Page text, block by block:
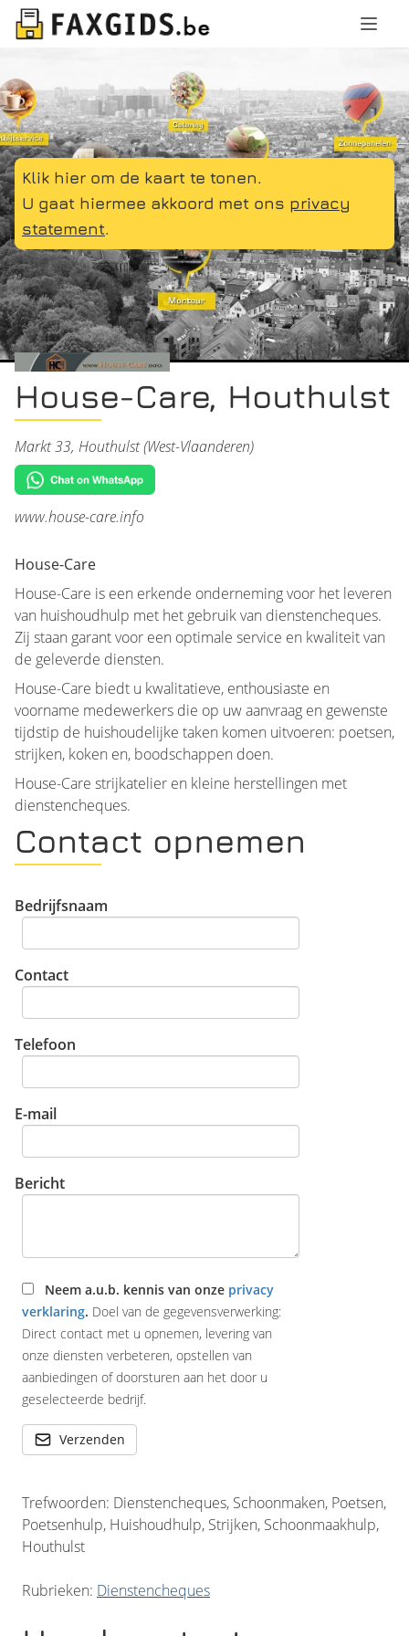
Klik hier om de kaart te tonen.
U gaat hiermee akkoord met ons privacy
statement.
House-Care, Houthulst
Markt 33, Houthulst (West-Vlaanderen)
www.house-care.info
House-Care
House-Care is een erkende onderneming voor het leveren
van huishoudhulp met het gebruik van dienstencheques.
Zij staan garant voor een optimale service en kwaliteit van
de geleverde diensten.
House-Care biedt u kwalitatieve, enthousiaste en
voorname medewerkers die op uw aanvraag en gewenste
tijdstip de huishoudelijke taken komen uitvoeren: poetsen,
strijken, koken en, boodschappen doen.
House-Care strijkatelier en kleine herstellingen met
dienstencheques.
Contact opnemen
Bedrijfsnaam
Contact
Telefoon
E-mail
Bericht
Neem a.u.b. kennis van onze privacy
verklaring. Doel van de gegevensverwerking:
Direct contact met u opnemen, levering van
onze diensten verbeteren, opstellen van
aanbiedingen of doorsturen aan het door u
geselecteerde bedrijf.
Verzenden
Trefwoorden: Dienstencheques, Schoonmaken, Poetsen,
Poetsenhulp, Huishoudhulp, Strijken, Schoonmaakhulp,
Houthulst
Rubrieken: Dienstencheques